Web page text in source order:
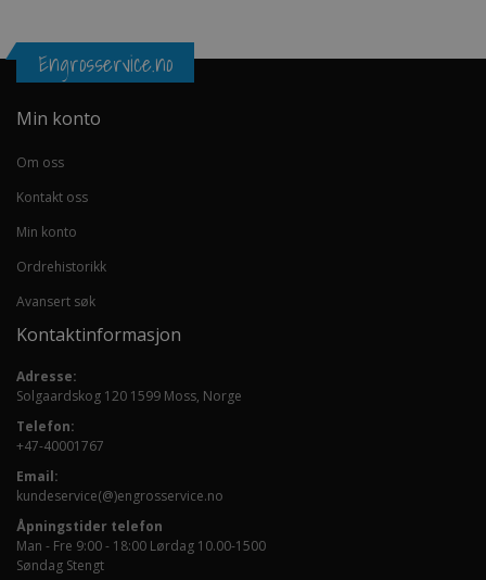
Engrosservice.no
Min konto
Om oss
Kontakt oss
Min konto
Ordrehistorikk
Avansert søk
Kontaktinformasjon
Adresse:
Solgaardskog 120 1599 Moss, Norge
Telefon:
+47-40001767
Email:
kundeservice(@)engrosservice.no
Åpningstider telefon
Man - Fre 9:00 - 18:00 Lørdag 10.00-1500
Søndag Stengt